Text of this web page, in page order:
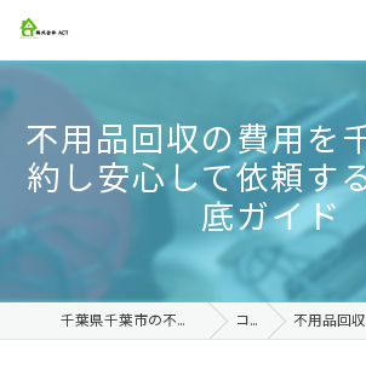
不用品回収の費用を
約し安心して依頼す
底ガイド
千葉県千葉市の不用品回収なら株式会社ACT コラム 不用品回収の費用を千